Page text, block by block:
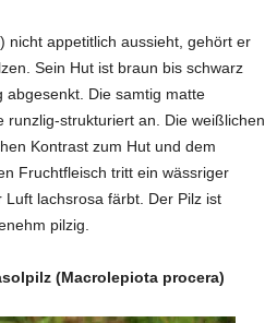
nicht appetitlich aussieht, gehört er
Sein Hut ist braun bis schwarz
abgesenkt. Die samtig matte
runzlig-strukturiert an. Die weißlichen
Kontrast zum Hut und dem
Fruchtfleisch tritt ein wässriger
lachsrosa färbt. Der Pilz ist
pilzig.
(Macrolepiota procera)